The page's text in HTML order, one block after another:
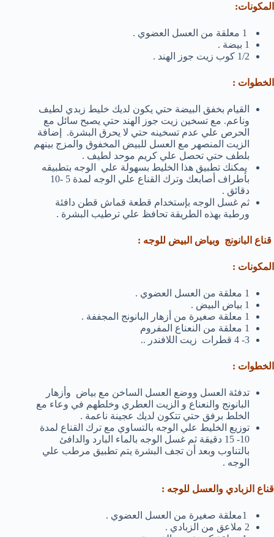
المكونات:
1 بيضة .
1/2 كوب زيت جوز الهند .
الخطوات :
القيام بخفق البيضة حتي يكون لديك خليط زبدي لطيف
وناعم. مع تسخين زيت جوز الهند حتي يصبح سائل مع
الحرص علي عدم تسخينه حتي لا يحرق البشرة. إضافة
الزيت المنصهر مع العسل للبيض المخفوق والمزج بينهم
بلطف حتي تحصل علي كريم موحد لطيف .
يمكنك تطبيق هذا الخليط بسهولة علي الوجه بتطبيقه
بأطراف أصابعك وترك القناع علي الوجه لمدة 5 -10
دقائق .
ثم غسل الوجه بإستخدام قطعة قماش قطن دافئة
ورطبة بهذه الطريقة تحافظ علي ترطيب البشرة .
قناع البانونج وبياض البيض للوجه :
المكونات :
1 معلقة من العسل العضوي .
1 بياض البيض .
1 معلقة صغيرة من أزهار البانونج المجففة .
1 معلقة من النعناع المفروم
3- 4 قطرات زيت اللافندر ..
الخطوات :
تدفئة العسل ووضع العسل الساخن مع بياض وأزهار
البانونج والنعناع و الزيت العطري وخلطهم في وعاء مع
الخلط برفق حتي تتكون لديك عجينة ناعمة .
توزيع الخليط علي الوجه بالتساوي مع ترك القناع لمدة
10- 15 دقيقة ثم غسل الوجه بالماء البارد والدافئ
بالتناوب وبعد أن تجف البشرة يتم تطبيق مرطب علي
الوجه .
قناع الزبادي والعسل للوجه :
2 ملاعق من الزبادي .